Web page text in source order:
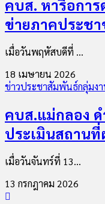
คบส. หารือการ
ข่ายภาคประช
เมื่อวันพฤหัสบดีที่ ...
18 เมษายน 2026
ข่าวประชาสัมพันธ์กลุ่มง
คบส.แม่กลอง
ประเมินสถาน
เมื่อวันจันทร์ที่ 13...
13 กรกฎาคม 2026